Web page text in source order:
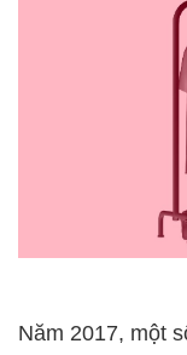
Năm 2017, một